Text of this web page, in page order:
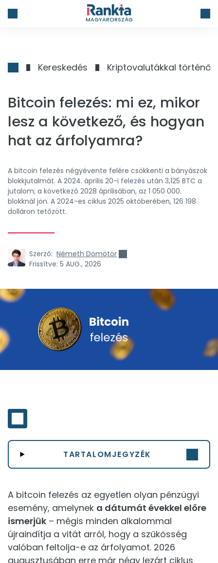
MAGYARORSZÁG
Kereskedés Kriptovalutákkal történő
Bitcoin felezés: mi ez, mikor
lesz a következő, és hogyan
hat az árfolyamra?
A bitcoin felezés négyévente felére csökkenti a bányászok
blokkjutalmát. A 2024. április 20-i felezés után 3,125 BTC a
jutalom; a következő 2028 áprilisában, az 1 050 000.
blokknál jön. A 2024-es ciklus 2025 októberében, 126 198
dolláron tetőzött.
Szerző: Németh Dömötör
Frissítve: 5 AUG., 2026
TARTALOMJEGYZÉK
A bitcoin felezés az egyetlen olyan pénzügyi
esemény, amelynek a dátumát évekkel előre
ismerjük – mégis minden alkalommal
újraindítja a vitát arról, hogy a szűkösség
valóban feltolja-e az árfolyamot. 2026
augusztusában erre már négy lezárt ciklus